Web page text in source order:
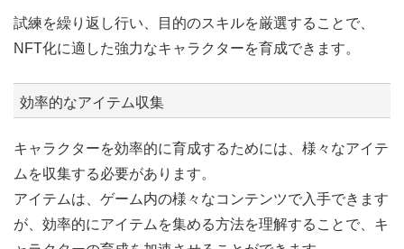
試練を繰り返し行い、目的のスキルを厳選することで、
NFT化に適した強力なキャラクターを育成できます。
効率的なアイテム収集
キャラクターを効率的に育成するためには、様々なアイテ
ムを収集する必要があります。
アイテムは、ゲーム内の様々なコンテンツで入手できます
が、効率的にアイテムを集める方法を理解することで、キ